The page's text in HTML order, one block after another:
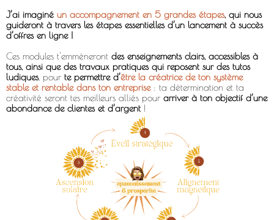
J’ai imaginé un accompagnement en 5 grandes étapes, qui nous
guideront à travers les étapes essentielles d’un lancement à succès
d’offres en ligne !
Ces modules t'emmèneront des enseignements clairs, accessibles à
tous, ainsi que des travaux pratiques qui reposent sur des tutos
ludiques, pour te permettre d’être la créatrice de ton système
stable et rentable dans ton entreprise: ta détermination et ta
créativité seront tes meilleurs alliés pour arriver à ton objectif d’une
abondance de clientes et d’argent !